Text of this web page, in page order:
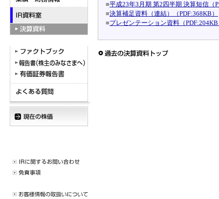
■平成23年3月期 第2四半期 決算短信（
■決算補足資料（連結）（PDF:368KB）
■プレゼンテーション資料（